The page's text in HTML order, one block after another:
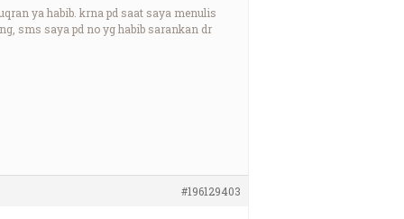
ya habib. krna pd saat saya menulis
sms saya pd no yg habib sarankan dr
#196129403